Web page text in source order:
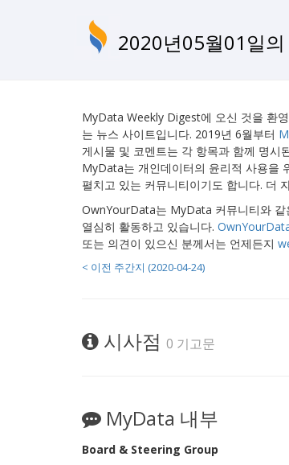
2020년05월01일
MyData Weekly Digest에 오신 것을 환
는 뉴스 사이트입니다. 2019년 6월부터
게시물 및 코멘트는 각 항목과 함께 명시
MyData는 개인데이터의 윤리적 사용을
펼치고 있는 커뮤니티이기도 합니다. 더
OwnYourData는 MyData 커뮤니티와 같
열심히 활동하고 있습니다.
또는 의견이 있으신 분께서는 언제든지
< 이전 주간지 (2020-04-24)
시사점 0 기고문
MyData 내부
Board & Steering Group